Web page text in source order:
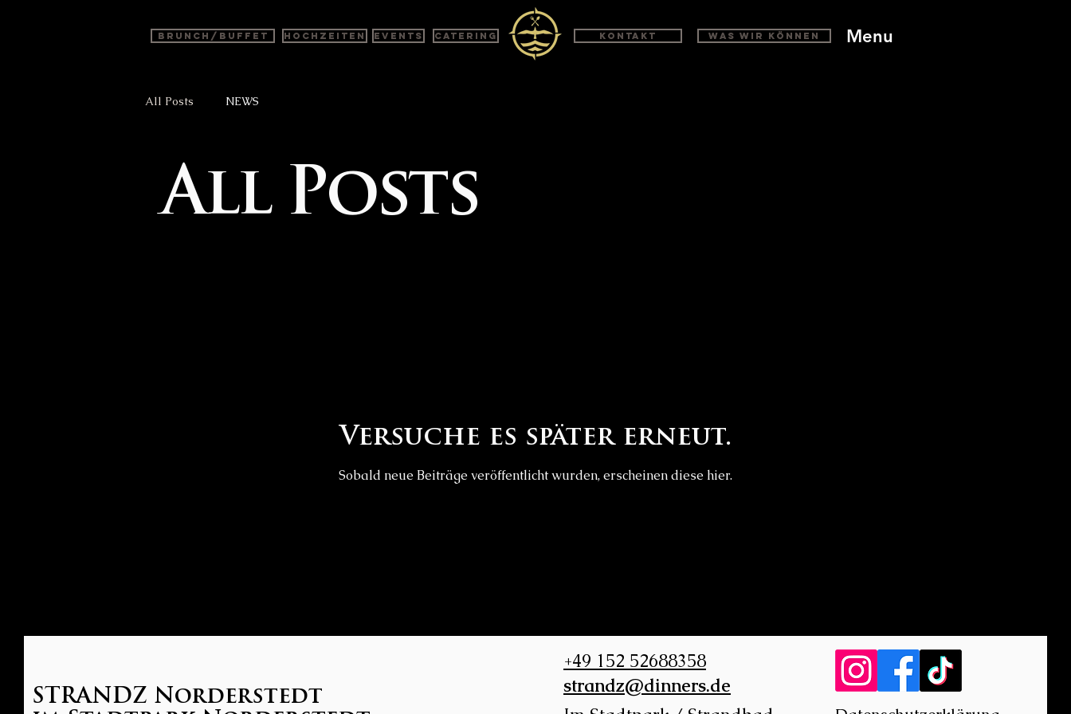
BRUNCH/BUFFET Hochzeiten Events Catering Kontakt Was wir können Menu
All Posts NEWS
All Posts
Versuche es später erneut.
Sobald neue Beiträge veröffentlicht wurden, erscheinen diese hier.
STRANDZ Norderstedt
+49 152 52688358
strandz@dinners.de